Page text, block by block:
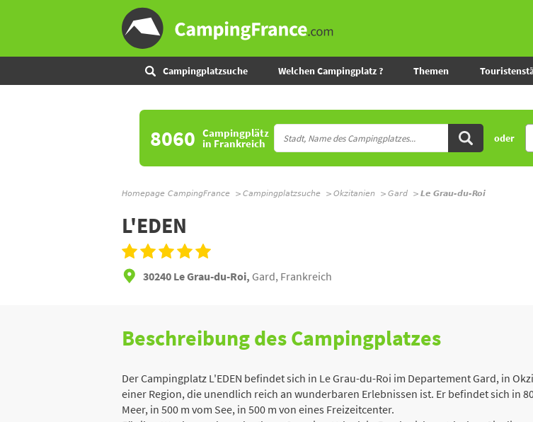
Campingplatzsuche Welchen Campingplatz ? Themen
8060 Campingplätz
in Frankreich oder
Homepage CampingFrance Campingplatzsuche Okzitanien Gard Le Grau-du-Roi
L'EDEN
30240 Le Grau-du-Roi, Gard, Frankreich
Beschreibung des Campingplatzes
Der Campingplatz L'EDEN befindet sich in Le Grau-du-Roi im Departement Gard, in
einer Region, die unendlich reich an wunderbaren Erlebnissen ist. Er befindet sich in
Meer, in 500 m vom See, in 500 m von eines Freizeitcenter.